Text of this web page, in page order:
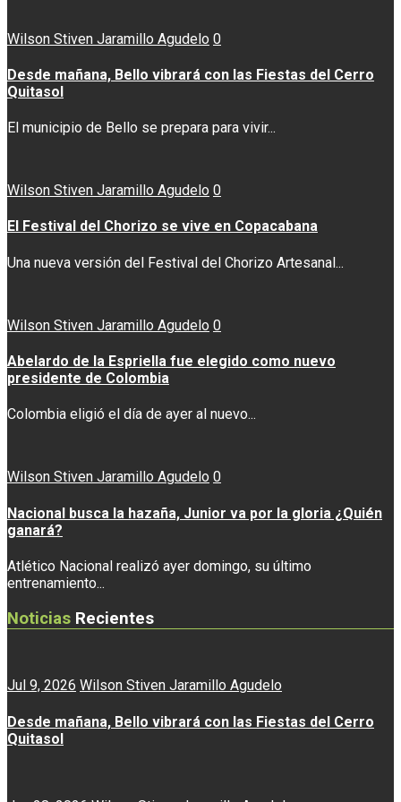
Wilson Stiven Jaramillo Agudelo 0
Desde mañana, Bello vibrará con las Fiestas del Cerro
Quitasol
El municipio de Bello se prepara para vivir...
Wilson Stiven Jaramillo Agudelo 0
El Festival del Chorizo se vive en Copacabana
Una nueva versión del Festival del Chorizo Artesanal...
Wilson Stiven Jaramillo Agudelo 0
Abelardo de la Espriella fue elegido como nuevo
presidente de Colombia
Colombia eligió el día de ayer al nuevo...
Wilson Stiven Jaramillo Agudelo 0
Nacional busca la hazaña, Junior va por la gloria ¿Quién
ganará?
Atlético Nacional realizó ayer domingo, su último
entrenamiento...
Noticias Recientes
Jul 9, 2026 Wilson Stiven Jaramillo Agudelo
Desde mañana, Bello vibrará con las Fiestas del Cerro
Quitasol